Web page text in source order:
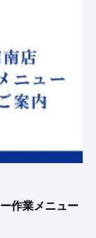
作業メニュー